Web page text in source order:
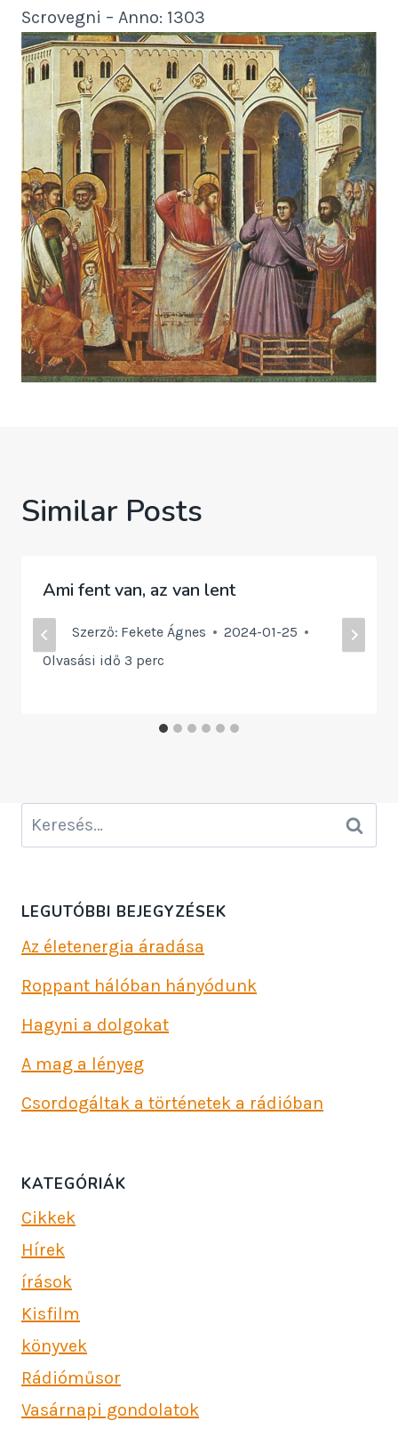
Scrovegni – Anno: 1303
Similar Posts
Ami fent van, az van lent
Szerző: Fekete Ágnes
2024-01-25
Olvasási idő 3 perc
Keresés:
LEGUTÓBBI BEJEGYZÉSEK
Az életenergia áradása
Roppant hálóban hányódunk
Hagyni a dolgokat
A mag a lényeg
Csordogáltak a történetek a rádióban
KATEGÓRIÁK
Cikkek
Hírek
írások
Kisfilm
könyvek
Rádióműsor
Vasárnapi gondolatok